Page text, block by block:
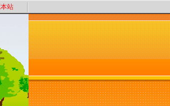
证、星级评定”保证教员质量，以“系统化、高质量、
站